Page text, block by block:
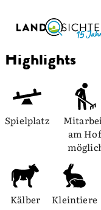
Highlights
Spielplatz
am
Kälber Kleintiere